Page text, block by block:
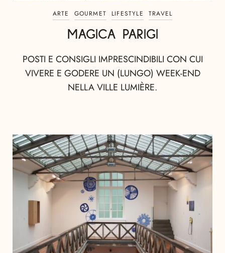
ARTE GOURMET LIFESTYLE TRAVEL
MAGICA PARIGI
POSTI E CONSIGLI IMPRESCINDIBILI CON CUI
VIVERE E GODERE UN (LUNGO) WEEK-END
NELLA VILLE LUMIÈRE.